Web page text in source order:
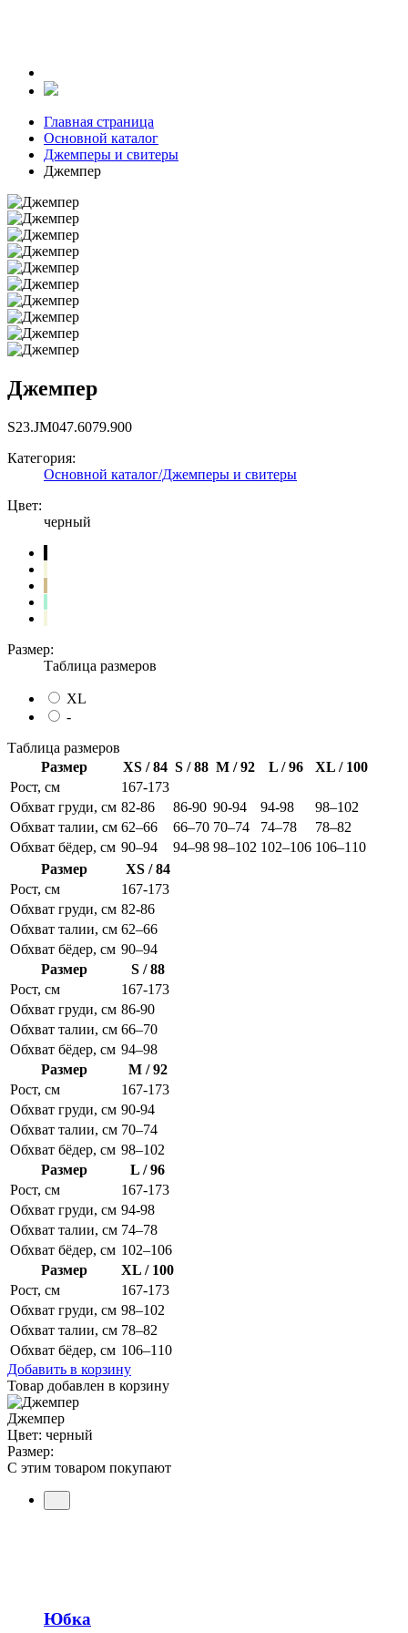
Главная страница
Основной каталог
Джемперы и свитеры
Джемпер
Джемпер
S23.JM047.6079.900
Категория:
Основной каталог/Джемперы и свитеры
Цвет:
черный
Размер:
Таблица размеров
XL
-
Таблица размеров
Размер
XS / 84 S / 88 M / 92 L / 96
XL / 100
Рост, см
167-173
Обхват груди, см 82-86 86-90 90-94 94-98
98–102
Обхват талии, см 62–66 66–70 70–74 74–78
78–82
Обхват бёдер, см 90–94 94–98 98–102 102–106 106–110
Размер
XS / 84
Рост, см
167-173
Обхват груди, см 82-86
Обхват талии, см 62–66
Обхват бёдер, см 90–94
Размер
S / 88
Рост, см
167-173
Обхват груди, см 86-90
Обхват талии, см 66–70
Обхват бёдер, см 94–98
Размер
M / 92
Рост, см
167-173
Обхват груди, см 90-94
Обхват талии, см 70–74
Обхват бёдер, см 98–102
Размер
L / 96
Рост, см
167-173
Обхват груди, см 94-98
Обхват талии, см 74–78
Обхват бёдер, см 102–106
Размер
XL / 100
Рост, см
167-173
Обхват груди, см 98–102
Обхват талии, см 78–82
Обхват бёдер, см 106–110
Добавить в корзину
Товар добавлен в корзину
Джемпер
Цвет: черный
Размер:
С этим товаром покупают
Юбка